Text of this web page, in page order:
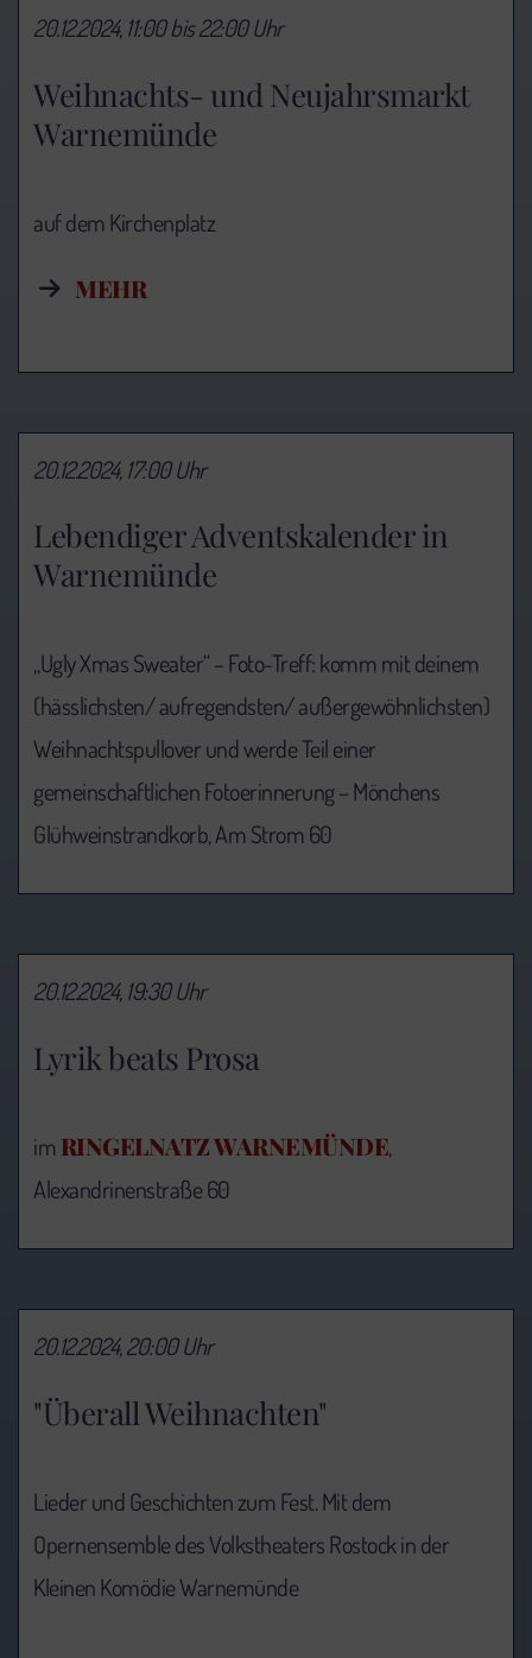
Weihnachts- und Neujahrsmarkt
Warnemünde
20.12.2024, 11:00 bis 22:00 Uhr
auf dem Kirchenplatz
MEHR
Lebendiger Adventskalender in
Warnemünde
20.12.2024, 17:00 Uhr
„Ugly Xmas Sweater“ – Foto-Treff: komm mit deinem
(hässlichsten/ aufregendsten/ außergewöhnlichsten)
Weihnachtspullover und werde Teil einer
gemeinschaftlichen Fotoerinnerung – Mönchens
Glühweinstrandkorb, Am Strom 60
Lyrik beats Prosa
20.12.2024, 19:30 Uhr
imRINGELNATZ WARNEMÜNDE,
Alexandrinenstraße 60
"Überall Weihnachten"
20.12.2024, 20:00 Uhr
Lieder und Geschichten zum Fest. Mit dem
Opernensemble des Volkstheaters Rostock in der
Kleinen Komödie Warnemünde